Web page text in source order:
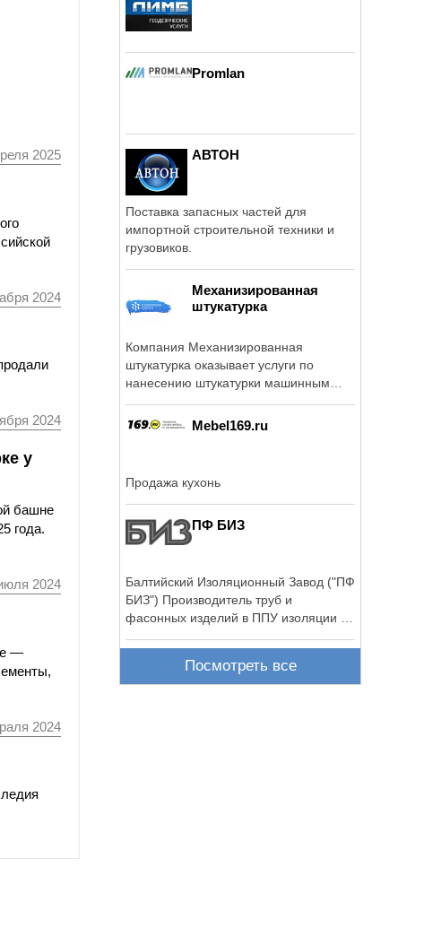
2025
2024
2024
у
башне
года.
2024
—
2024
Promlan
АВТОН
Поставка запасных частей для
импортной строительной техники и
грузовиков.
Механизированная
штукатурка
Компания Механизированная
штукатурка оказывает услуги по
нанесению штукатурки машинным
Mebel169.ru
Продажа кухонь
ПФ БИЗ
Балтийский Изоляционный Завод ("ПФ
БИЗ") Производитель труб и
фасонных изделий в ППУ изоляции по
Посмотреть все